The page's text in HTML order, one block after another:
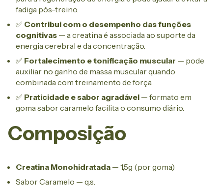
fadiga pós-treino.
✅ Contribui com o desempenho das funções
cognitivas — a creatina é associada ao suporte da
energia cerebral e da concentração.
✅ Fortalecimento e tonificação muscular — pode
auxiliar no ganho de massa muscular quando
combinada com treinamento de força.
✅ Praticidade e sabor agradável — formato em
goma sabor caramelo facilita o consumo diário.
Composição
Creatina Monohidratada — 1,5g (por goma)
Sabor Caramelo — q.s.